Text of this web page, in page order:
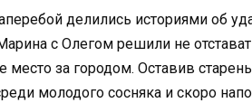
делились историями об
с Олегом решили не
место за городом. Оставив
молодого сосняка и скоро